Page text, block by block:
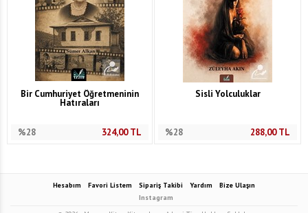
Bir Cumhuriyet Öğretmeninin
Hatıraları
%28 324,00TL
Sisli Yolculuklar
%28 288,00TL
Hesabım Favori Listem Sipariş Takibi Yardım
Bize Ulaşın
Instagram